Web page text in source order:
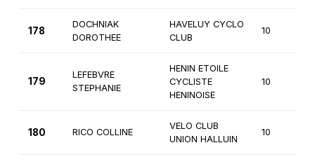
178
DOCHNIAK
DOROTHEE
HAVELUY CYCLO
CLUB
10
179
LEFEBVRE
STEPHANIE
HENIN ETOILE
CYCLISTE
HENINOISE
10
180 RICO COLLINE
VELO CLUB
UNION HALLUIN
10